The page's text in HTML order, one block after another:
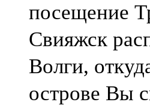
посещение
Свияжск
Волги,
острове Вы